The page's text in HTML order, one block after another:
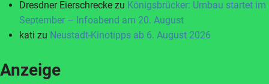
Dresdner Eierschrecke zu Königsbrücker: Umbau startet im
September – Infoabend am 20. August
kati zu Neustadt-Kinotipps ab 6. August 2026
Anzeige